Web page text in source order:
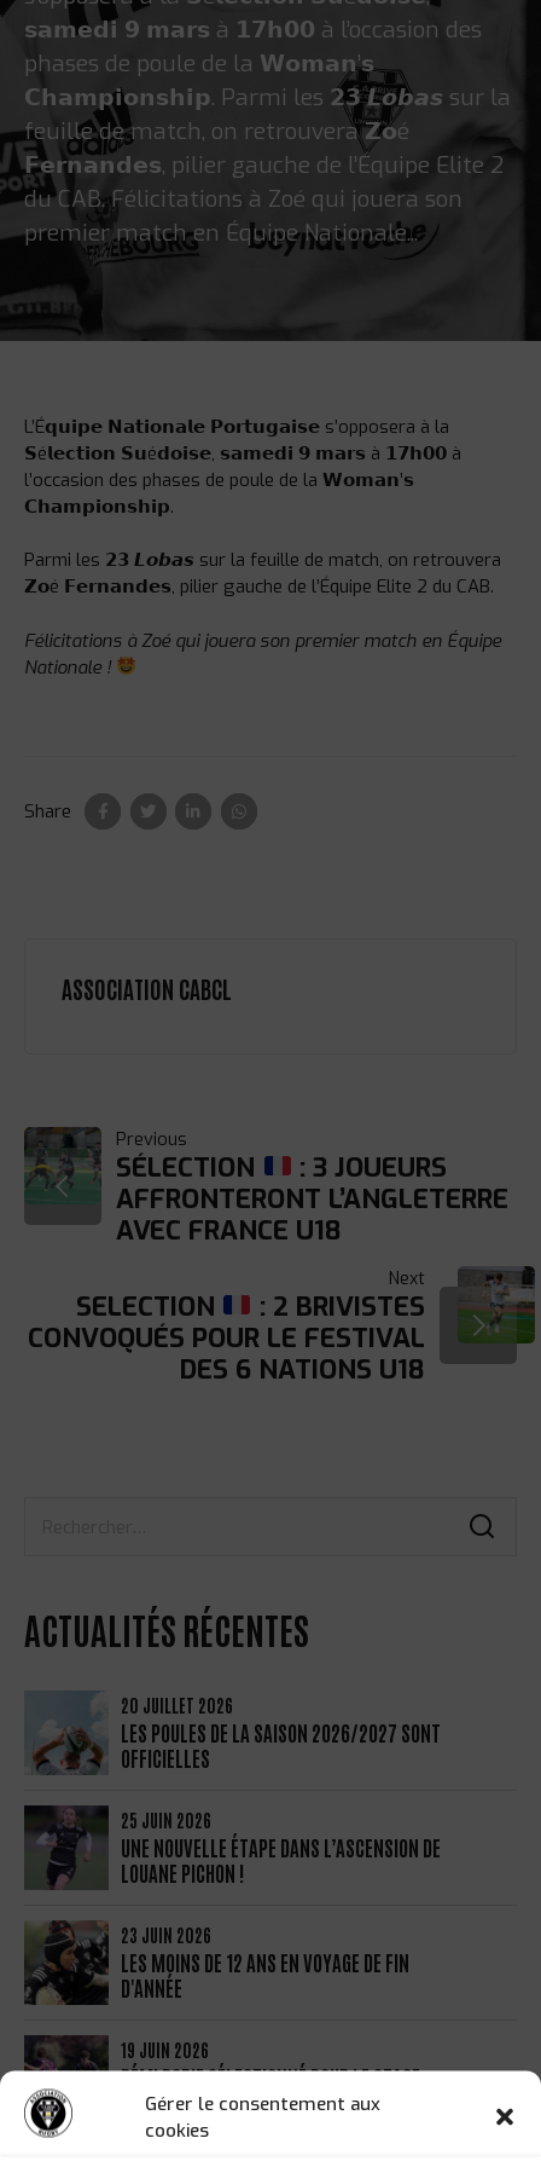
Gérer le consentement aux
cookies
𝘀𝗮𝗺𝗲𝗱𝗶 𝟵 𝗺𝗮𝗿𝘀 à 𝟭𝟳𝗵𝟬𝟬 à l’occasion des
phases de poule de la 𝗪𝗼𝗺𝗮𝗻’𝘀
𝗖𝗵𝗮𝗺𝗽𝗶𝗼𝗻𝘀𝗵𝗶𝗽. Parmi les 𝟮𝟯 𝙇𝙤𝙗𝙖𝙨 sur la
feuille de match, on retrouvera 𝗭𝗼é
𝗙𝗲𝗿𝗻𝗮𝗻𝗱𝗲𝘀, pilier gauche de l’Équipe Elite 2
du CAB. Félicitations à Zoé qui jouera son
premier match en Équipe Nationale...
L’É𝗾𝘂𝗶𝗽𝗲 𝗡𝗮𝘁𝗶𝗼𝗻𝗮𝗹𝗲 𝗣𝗼𝗿𝘁𝘂𝗴𝗮𝗶𝘀𝗲 s’opposera à la
𝗦é𝗹𝗲𝗰𝘁𝗶𝗼𝗻 𝗦𝘂é𝗱𝗼𝗶𝘀𝗲, 𝘀𝗮𝗺𝗲𝗱𝗶 𝟵 𝗺𝗮𝗿𝘀 à 𝟭𝟳𝗵𝟬𝟬 à
l’occasion des phases de poule de la 𝗪𝗼𝗺𝗮𝗻’𝘀
𝗖𝗵𝗮𝗺𝗽𝗶𝗼𝗻𝘀𝗵𝗶𝗽.
Parmi les 𝟮𝟯 𝙇𝙤𝙗𝙖𝙨 sur la feuille de match, on retrouvera
𝗭𝗼é 𝗙𝗲𝗿𝗻𝗮𝗻𝗱𝗲𝘀, pilier gauche de l’Équipe Elite 2 du CAB.
Félicitations à Zoé qui jouera son premier match en Équipe
Nationale !
Share
ASSOCIATION CABCL
NAVIGATION
DE
L’ARTICLE
Previous
SÉLECTION
: 3 JOUEURS
AFFRONTERONT L’ANGLETERRE
AVEC FRANCE U18
Next
SELECTION
: 2 BRIVISTES
CONVOQUÉS POUR LE FESTIVAL
DES 6 NATIONS U18
ACTUALITÉS RÉCENTES
20 JUILLET 2026
LES POULES DE LA SAISON 2026/2027 SONT
OFFICIELLES
25 JUIN 2026
UNE NOUVELLE ÉTAPE DANS L’ASCENSION DE
LOUANE PICHON !
23 JUIN 2026
LES MOINS DE 12 ANS EN VOYAGE DE FIN
D'ANNÉE
19 JUIN 2026
RÉMI BORIE SÉLECTIONNÉ POUR LE STAGE
PRÉPARATOIRE AUX INTERNATIONALS SERIES